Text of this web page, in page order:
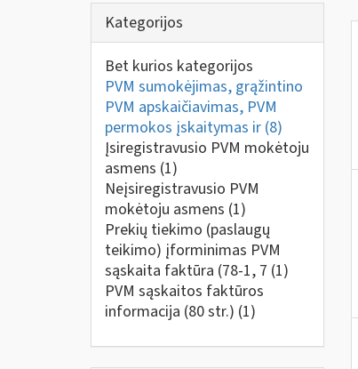
Kategorijos
Bet kurios kategorijos
PVM sumokėjimas, grąžintino
PVM apskaičiavimas, PVM
permokos įskaitymas ir (8)
Įsiregistravusio PVM mokėtoju
asmens (1)
Neįsiregistravusio PVM
mokėtoju asmens (1)
Prekių tiekimo (paslaugų
teikimo) įforminimas PVM
sąskaita faktūra (78-1, 7 (1)
PVM sąskaitos faktūros
informacija (80 str.) (1)